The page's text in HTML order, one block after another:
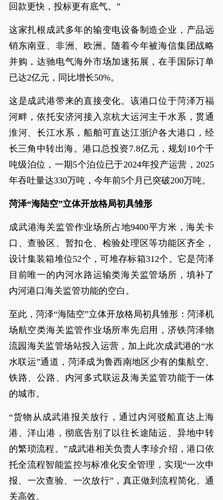
回款更快，投标更有底气。”
这家扎根成武多年的输变电设备制造企业，产品远
销东南亚、非洲、欧洲。随着今年被海信集团战略
并购，达驰电气海外市场加速拓展，在手国际订单
已达2亿元，同比增长50%。
这是成武港带来的直接变化。该港口位于菏泽万福
河畔，依托安济河接入京杭大运河主干水系，贯通
淮河、长江水系，船舶可直达江浙沪各大港口，经
长三角中转出海。港口总投资7.8亿元，规划10个千
吨级泊位，一期5个泊位已于2024年投产运营，2025
年吞吐量达330万吨，今年前5个月已突破200万吨。
菏泽“海陆空”立体开放格局初具雏形
成武港海关监管作业场所占地9400平方米，海关卡
口、查验区、暂扣仓、检验处理区等功能区齐全，
设计集装箱堆位52个，可堆存标箱312个。它是菏泽
目前唯一的内河水路运输类海关监管场所，填补了
内河港口海关监管功能的空白。
至此，菏泽“海陆空”立体开放格局初具雏形：菏泽机
场航空类海关监管作业场所率先启用，济铁菏泽物
流园海关监管场站投入运营，加上此次成武港的“水
水联运”通道，菏泽成为鲁西南地区少有的集航空、
铁路、公路、内河多式联运及海关监管功能于一体
的城市。
“货物从成武港报关放行，通过内河驳船直达上海
港、洋山港，彻底告别了以往长途陆运、异地中转
的繁琐流程。”成武港相关负责人李珍介绍，港口依
托全流程智能监控与标准化安全管理，实现“一次申
报、一次查验、一次放行”，真正做到流程简化、通
关高效。